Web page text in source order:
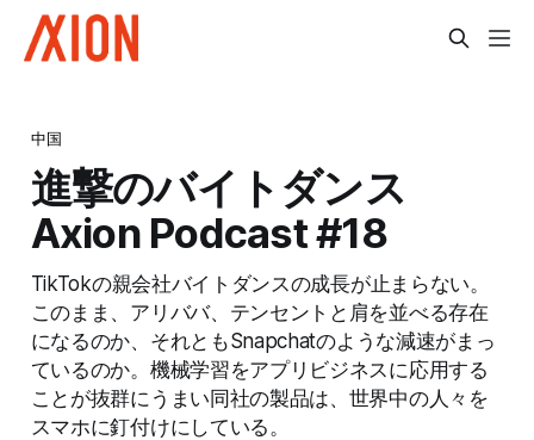
中国
進撃のバイトダンス
Axion Podcast #18
TikTokの親会社バイトダンスの成長が止まらない。
このまま、アリババ、テンセントと肩を並べる存在
になるのか、それともSnapchatのような減速がまっ
ているのか。機械学習をアプリビジネスに応用する
ことが抜群にうまい同社の製品は、世界中の人々を
スマホに釘付けにしている。